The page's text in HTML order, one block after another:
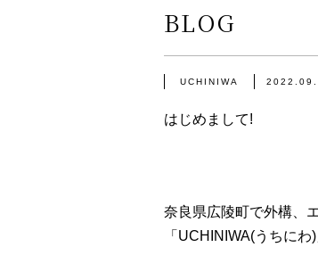
INSTAGRAM
BLOG
UCHINIWA
はじめまして!
奈良県広陵町で外構、
「UCHINIWA(うちにわ